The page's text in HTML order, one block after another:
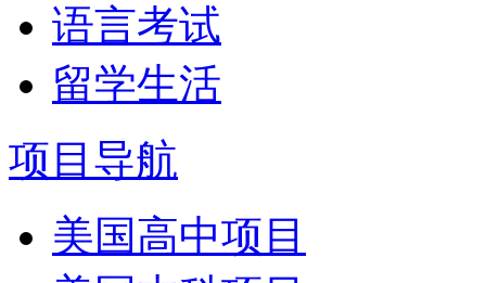
语言考试
留学生活
项目导航
美国高中项目